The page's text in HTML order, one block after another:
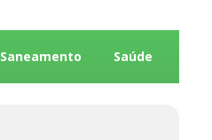
Saneamento Saúde